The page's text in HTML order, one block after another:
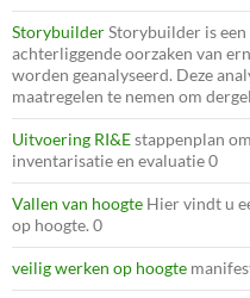
StorybuilderStorybuilder is
achterliggende oorzaken van
worden geanalyseerd. Deze
maatregelen te nemen om
Uitvoering RI&Estappenplan
inventarisatie en evaluatie 0
Vallen van hoogte Hier vindt u
op hoogte. 0
veilig werken op hoogte